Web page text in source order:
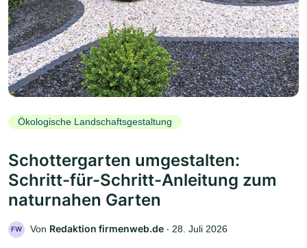
Ökologische Landschaftsgestaltung
Schottergarten umgestalten:
Schritt-für-Schritt-Anleitung zum
naturnahen Garten
FW Von Redaktion firmenweb.de ‧ 28. Juli 2026